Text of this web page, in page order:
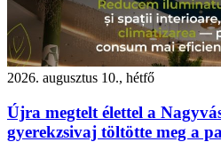
2026. augusztus 10., hétfő
Újra megtelt élettel a
gyerekzsivaj töltötte meg a